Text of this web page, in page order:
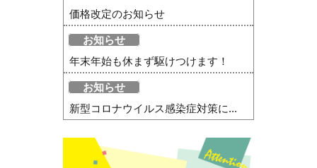
価格改定のお知らせ
お知らせ
年末年始も休まず駆けつけます！
お知らせ
新型コロナウイルス感染症対策に...